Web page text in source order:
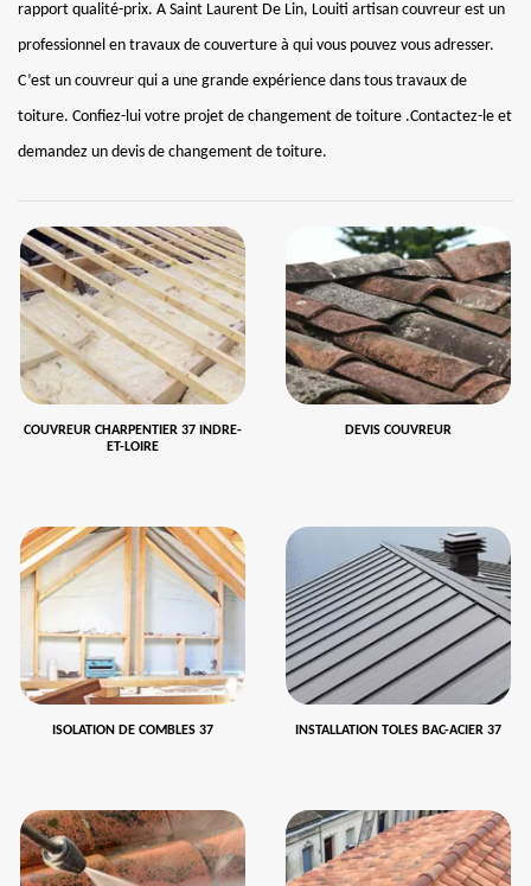
rapport qualité-prix. A Saint Laurent De Lin, Louiti artisan couvreur est un
professionnel en travaux de couverture à qui vous pouvez vous adresser.
C’est un couvreur qui a une grande expérience dans tous travaux de
toiture. Confiez-lui votre projet de changement de toiture .Contactez-le et
demandez un devis de changement de toiture.
COUVREUR CHARPENTIER 37 INDRE-
ET-LOIRE
DEVIS COUVREUR
ISOLATION DE COMBLES 37 INSTALLATION TOLES BAC-ACIER 37